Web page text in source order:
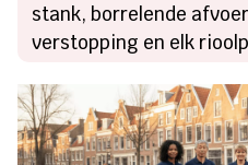
stank, borrelende
verstopping en elk